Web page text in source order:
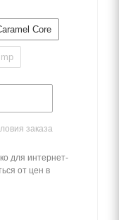
Core
заказа
для интернет-
от цен в